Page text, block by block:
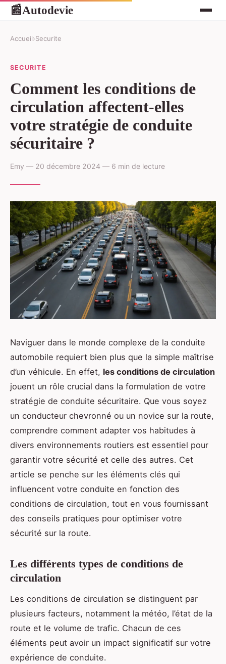
📰Autodevie
Accueil›Securite
SECURITE
Comment les conditions de
circulation affectent-elles
votre stratégie de conduite
sécuritaire ?
Emy — 20 décembre 2024 — 6 min de lecture
Naviguer dans le monde complexe de la conduite
automobile requiert bien plus que la simple maîtrise
d’un véhicule. En effet, les conditions de circulation
jouent un rôle crucial dans la formulation de votre
stratégie de conduite sécuritaire. Que vous soyez
un conducteur chevronné ou un novice sur la route,
comprendre comment adapter vos habitudes à
divers environnements routiers est essentiel pour
garantir votre sécurité et celle des autres. Cet
article se penche sur les éléments clés qui
influencent votre conduite en fonction des
conditions de circulation, tout en vous fournissant
des conseils pratiques pour optimiser votre
sécurité sur la route.
Les différents types de conditions de
circulation
Les conditions de circulation se distinguent par
plusieurs facteurs, notamment la météo, l’état de la
route et le volume de trafic. Chacun de ces
éléments peut avoir un impact significatif sur votre
expérience de conduite.